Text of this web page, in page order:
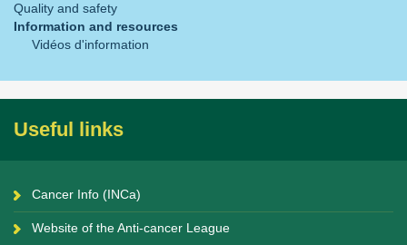
Quality and safety
Information and resources
Vidéos d'information
Useful links
Cancer Info (INCa)
Website of the Anti-cancer League